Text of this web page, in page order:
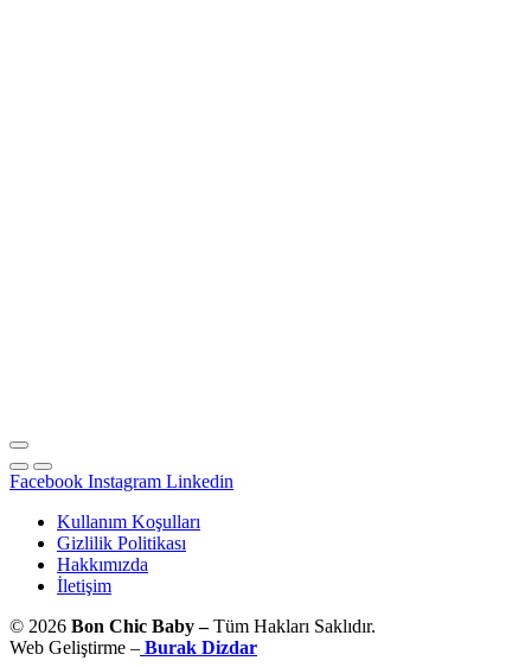
Facebook Instagram Linkedin
Kullanım Koşulları
Gizlilik Politikası
Hakkımızda
İletişim
© 2026 Bon Chic Baby –Tüm Hakları Saklıdır.
Web Geliştirme – Burak Dizdar